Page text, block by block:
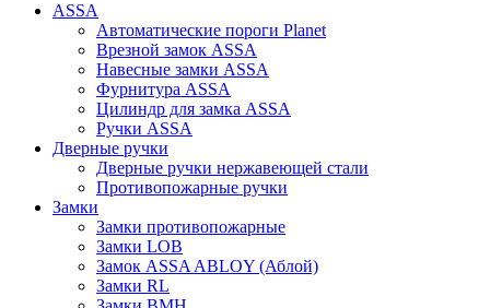
ASSA
Автоматические пороги Planet
Врезной замок ASSA
Навесные замки ASSA
Фурнитура ASSA
Цилиндр для замка ASSA
Ручки ASSA
Дверные ручки
Дверные ручки нержавеющей стали
Противопожарные ручки
Замки
Замки противопожарные
Замки LOB
Замок ASSA ABLOY (Аблой)
Замки RL